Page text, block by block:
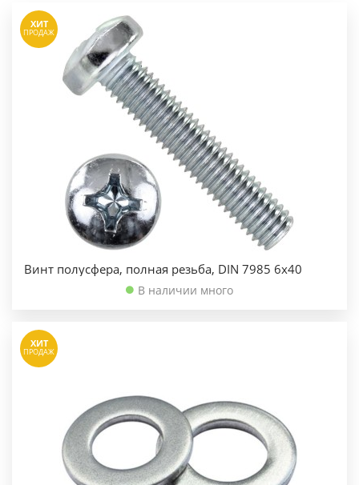
ХИТ
ПРОДАЖ
Винт полусфера, полная резьба, DIN 7985 6х40
В наличии много
ХИТ
ПРОДАЖ